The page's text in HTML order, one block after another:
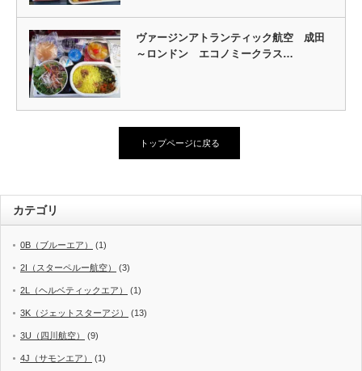
ヴァージンアトランティック航空 成田
～ロンドン エコノミークラス…
トップページに戻る
カテゴリ
0B（ブルーエア） (1)
2I（スターペルー航空） (3)
2L（ヘルベティックエア） (1)
3K（ジェットスターアジ） (13)
3U（四川航空） (9)
4J（サモンエア） (1)